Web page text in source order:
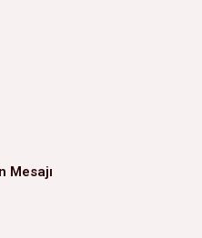
Mesajı